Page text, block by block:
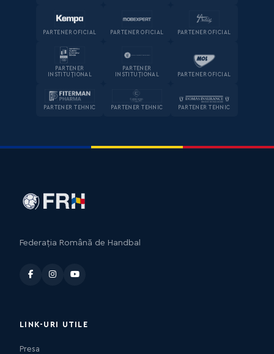
PARTENER OFICIAL PARTENER OFICIAL PARTENER OFICIAL
PARTENER
INSTITUȚIONAL
PARTENER
INSTITUȚIONAL
PARTENER OFICIAL
PARTENER TEHNIC PARTENER TEHNIC PARTENER TEHNIC
Federația Română de Handbal
LINK-URI UTILE
Presa